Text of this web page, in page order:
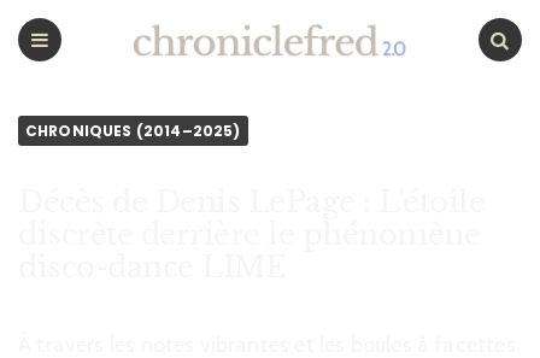
CHRONICLEFRED
CHRONIQUES (2014–2025)